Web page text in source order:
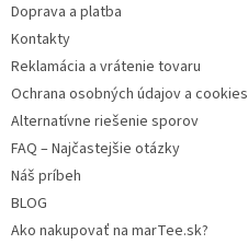
eDoprava a platba
Kontakty
Reklamácia a vrátenie tovaru
Ochrana osobných údajov a cookies
Alternatívne riešenie sporov
FAQ – Najčastejšie otázky
Náš príbeh
BLOG
Ako nakupovať na marTee.sk?